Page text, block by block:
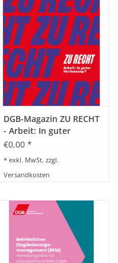
DGB-Magazin ZU RECHT
- Arbeit: In guter
Verfassung?
€0,00 *
* exkl. MwSt. zzgl.
Versandkosten